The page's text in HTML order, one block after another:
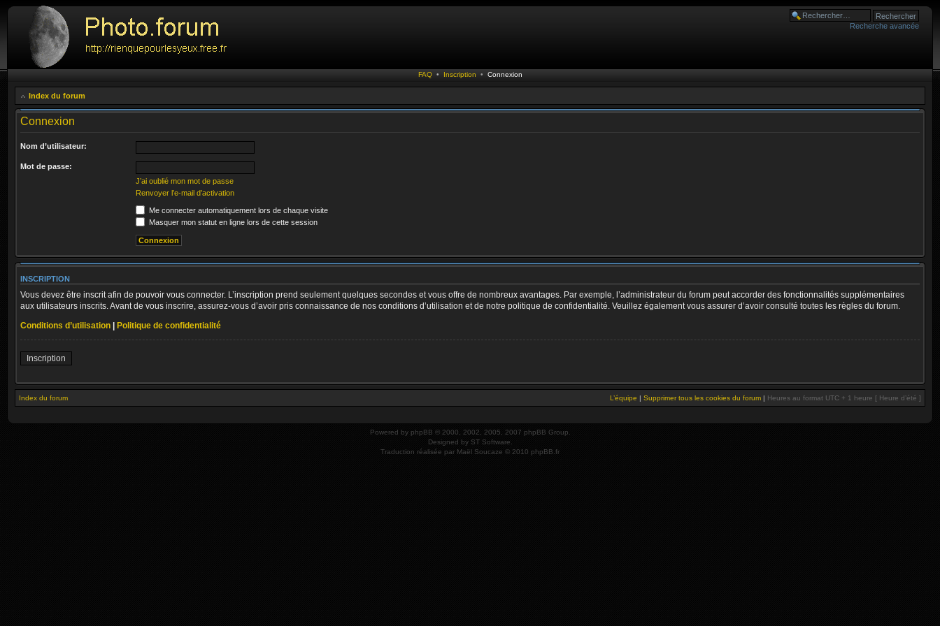
Recherche avancée
FAQ • Inscription • Connexion
Index du forum
Connexion
Nom d’utilisateur:
Mot de passe:
J’ai oublié mon mot de passe
Renvoyer l’e-mail d’activation
Me connecter automatiquement lors de chaque visite
Masquer mon statut en ligne lors de cette session
INSCRIPTION
Vous devez être inscrit afin de pouvoir vous connecter. L’inscription prend seulement quelques secondes et vous offre de nombreux avantages. Par exemple, l’administrateur du forum peut accorder des fonctionnalités supplémentaires
aux utilisateurs inscrits. Avant de vous inscrire, assurez-vous d’avoir pris connaissance de nos conditions d’utilisation et de notre politique de confidentialité. Veuillez également vous assurer d’avoir consulté toutes les règles du forum.
Conditions d’utilisation | Politique de confidentialité
Inscription
Index du forum L’équipe | Supprimer tous les cookies du forum | Heures au format UTC + 1 heure [ Heure d’été ]
Powered by phpBB © 2000, 2002, 2005, 2007 phpBB Group.
Designed by ST Software
Traduction réalisée par Maël Soucaze © 2010 phpBB.fr